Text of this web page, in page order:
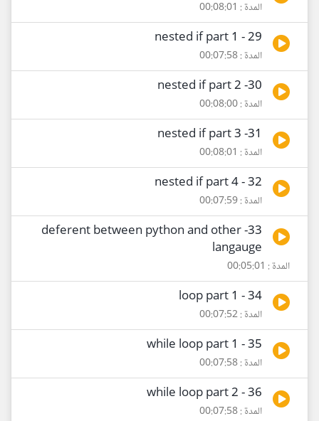
المدة : 00:08:01
29 - nested if part 1
المدة : 00:07:58
30- nested if part 2
المدة : 00:08:00
31- nested if part 3
المدة : 00:08:01
32 - nested if part 4
المدة : 00:07:59
33- deferent between python and other
langauge
المدة : 00:05:01
34 - loop part 1
المدة : 00:07:52
35 - while loop part 1
المدة : 00:07:58
36 - while loop part 2
المدة : 00:07:58